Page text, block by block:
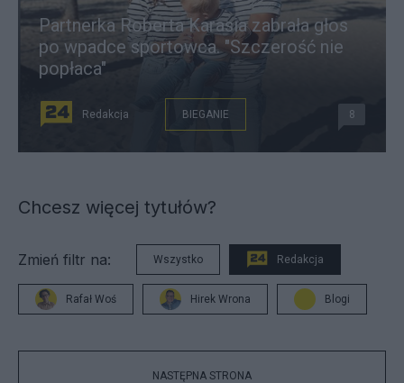
Partnerka Roberta Karasia zabrała głos
po wpadce sportowca. "Szczerość nie
popłaca"
Redakcja BIEGANIE 8
Chcesz więcej tytułów?
Zmień filtr na: Wszystko Redakcja
Rafał Woś Hirek Wrona Blogi
NASTĘPNA STRONA